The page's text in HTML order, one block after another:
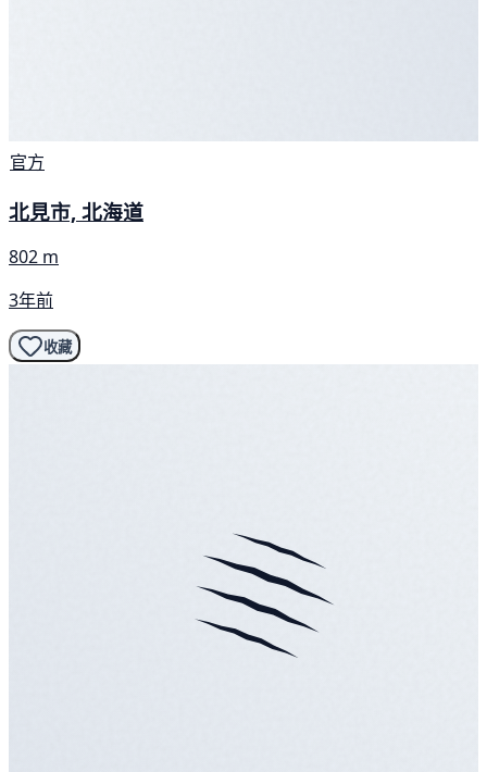
官方
北見市, 北海道
802 m
3年前
收藏